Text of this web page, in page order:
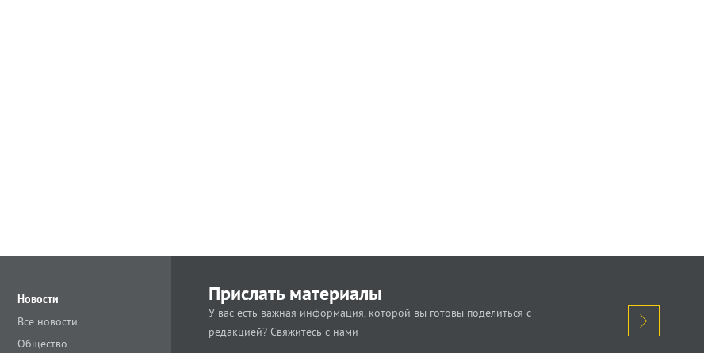
Новости
Все новости
Общество
Прислать материалы
У вас есть важная информация, которой вы готовы поделиться с
редакцией? Свяжитесь с нами